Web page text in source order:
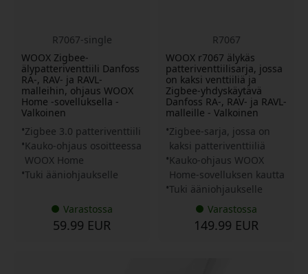
R7067-single
WOOX Zigbee-
älypatteriventtiili Danfoss
RA-, RAV- ja RAVL-
malleihin, ohjaus WOOX
Home -sovelluksella -
Valkoinen
Zigbee 3.0 patteriventtiili
Kauko-ohjaus osoitteessa
WOOX Home
Tuki ääniohjaukselle
Varastossa
59.99 EUR
R7067
WOOX r7067 älykäs
patteriventtiilisarja, jossa
on kaksi venttiiliä ja
Zigbee-yhdyskäytävä
Danfoss RA-, RAV- ja RAVL-
malleille - Valkoinen
Zigbee-sarja, jossa on
kaksi patteriventtiiliä
Kauko-ohjaus WOOX
Home-sovelluksen kautta
Tuki ääniohjaukselle
Varastossa
149.99 EUR